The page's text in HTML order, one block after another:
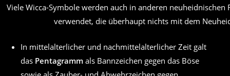
Viele Wicca-Symbole werden auch in anderen neuheidnischen
verwendet, die überhaupt nichts mit dem
In mittelalterlicher und nachmittelalterlicher Zeit galt
das Pentagramm als Bannzeichen gegen das Böse